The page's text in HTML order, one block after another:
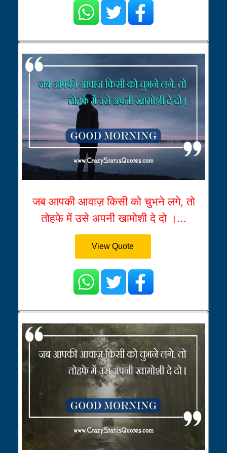
जब आपकी आवाज़ किसी को चुभने लगे, तो
तोहफे में उसे अपनी खामोशी दे दो ।...
View Quote